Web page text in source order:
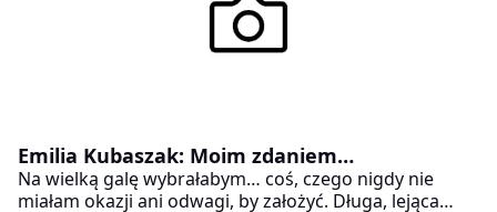
Emilia Kubaszak: Moim zdaniem…
Na wielką galę wybrałabym… coś, czego nigdy nie
miałam okazji ani odwagi, by założyć. Długa, lejąca